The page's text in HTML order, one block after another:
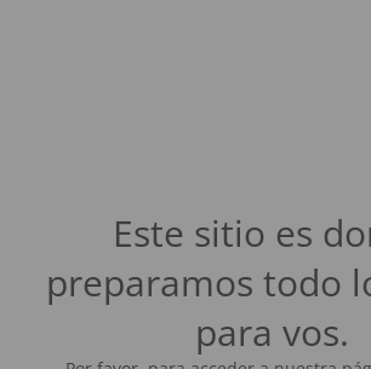
Este sitio es
preparamos todo
para vos.